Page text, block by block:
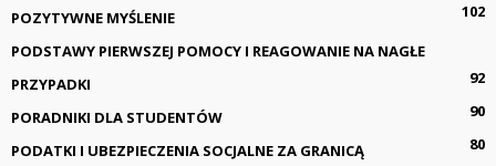
POZYTYWNE MYŚLENIE
102
PODSTAWY PIERWSZEJ POMOCY I REAGOWANIE NA NAGŁE
PRZYPADKI
92
PORADNIKI DLA STUDENTÓW
90
PODATKI I UBEZPIECZENIA SOCJALNE ZA GRANICĄ
80